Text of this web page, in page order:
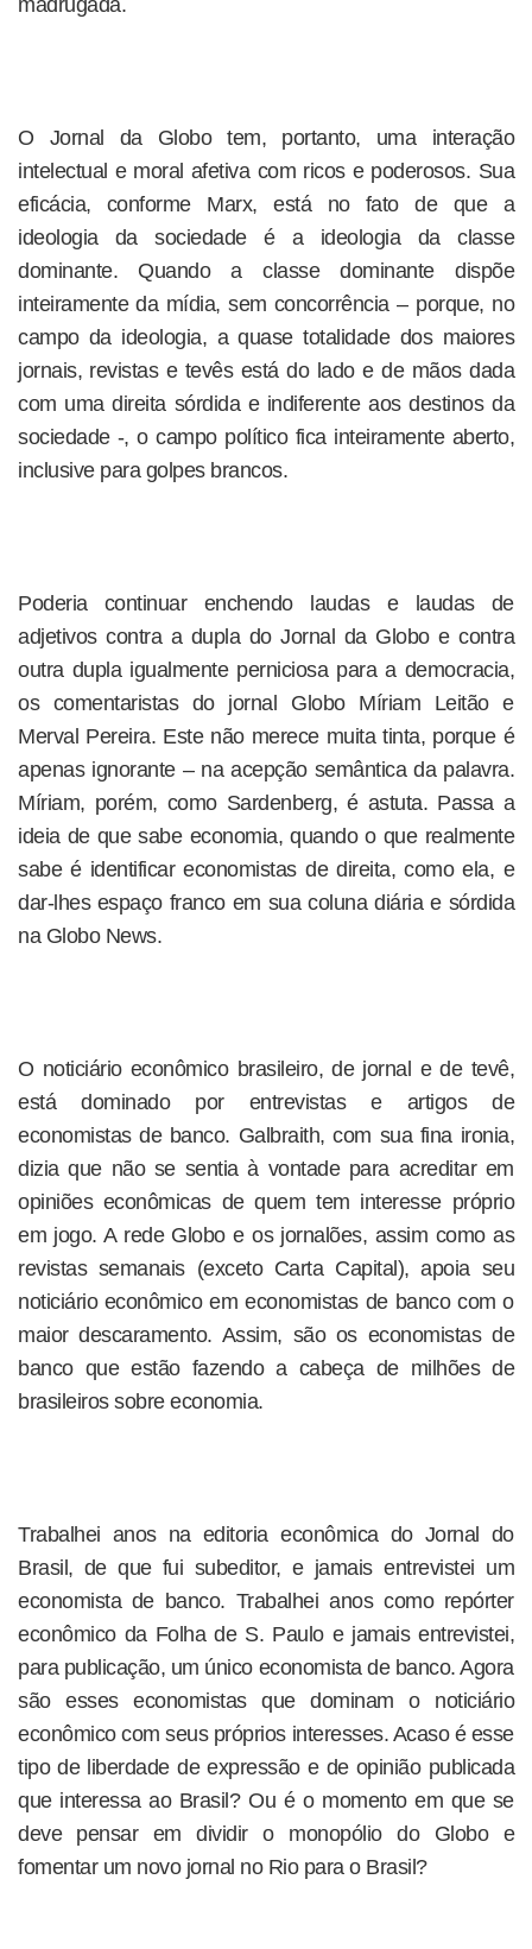
madrugada.
O Jornal da Globo tem, portanto, uma interação
intelectual e moral afetiva com ricos e poderosos. Sua
eficácia, conforme Marx, está no fato de que a
ideologia da sociedade é a ideologia da classe
dominante. Quando a classe dominante dispõe
inteiramente da mídia, sem concorrência – porque, no
campo da ideologia, a quase totalidade dos maiores
jornais, revistas e tevês está do lado e de mãos dada
com uma direita sórdida e indiferente aos destinos da
sociedade -, o campo político fica inteiramente aberto,
inclusive para golpes brancos.
Poderia continuar enchendo laudas e laudas de
adjetivos contra a dupla do Jornal da Globo e contra
outra dupla igualmente perniciosa para a democracia,
os comentaristas do jornal Globo Míriam Leitão e
Merval Pereira. Este não merece muita tinta, porque é
apenas ignorante – na acepção semântica da palavra.
Míriam, porém, como Sardenberg, é astuta. Passa a
ideia de que sabe economia, quando o que realmente
sabe é identificar economistas de direita, como ela, e
dar-lhes espaço franco em sua coluna diária e sórdida
na Globo News.
O noticiário econômico brasileiro, de jornal e de tevê,
está dominado por entrevistas e artigos de
economistas de banco. Galbraith, com sua fina ironia,
dizia que não se sentia à vontade para acreditar em
opiniões econômicas de quem tem interesse próprio
em jogo. A rede Globo e os jornalões, assim como as
revistas semanais (exceto Carta Capital), apoia seu
noticiário econômico em economistas de banco com o
maior descaramento. Assim, são os economistas de
banco que estão fazendo a cabeça de milhões de
brasileiros sobre economia.
Trabalhei anos na editoria econômica do Jornal do
Brasil, de que fui subeditor, e jamais entrevistei um
economista de banco. Trabalhei anos como repórter
econômico da Folha de S. Paulo e jamais entrevistei,
para publicação, um único economista de banco. Agora
são esses economistas que dominam o noticiário
econômico com seus próprios interesses. Acaso é esse
tipo de liberdade de expressão e de opinião publicada
que interessa ao Brasil? Ou é o momento em que se
deve pensar em dividir o monopólio do Globo e
fomentar um novo jornal no Rio para o Brasil?